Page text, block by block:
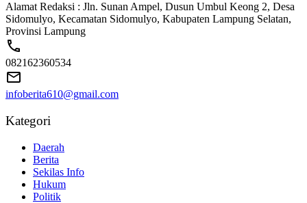
Alamat Redaksi : Jln. Sunan Ampel, Dusun Umbul Keong 2, Desa
Sidomulyo, Kecamatan Sidomulyo, Kabupaten Lampung Selatan,
Provinsi Lampung
082162360534
infoberita610@gmail.com
Kategori
Daerah
Berita
Sekilas Info
Hukum
Politik